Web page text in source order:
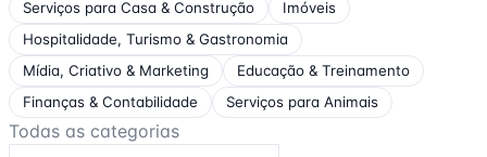
Serviços para Casa & Construção
Imóveis
Hospitalidade, Turismo & Gastronomia
Mídia, Criativo & Marketing
Educação & Treinamento
Finanças & Contabilidade
Serviços para Animais
Todas as categorias